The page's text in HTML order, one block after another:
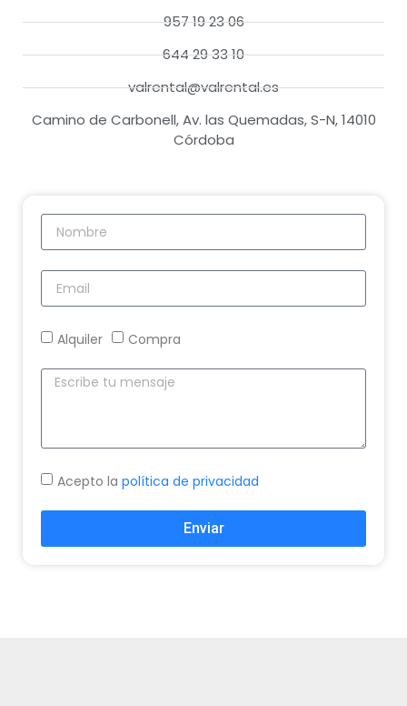
957 19 23 06
644 29 33 10
valrental@valrental.es
Camino de Carbonell, Av. las Quemadas, S-N, 14010
Córdoba
Alquiler Compra
Acepto la política de privacidad
Enviar